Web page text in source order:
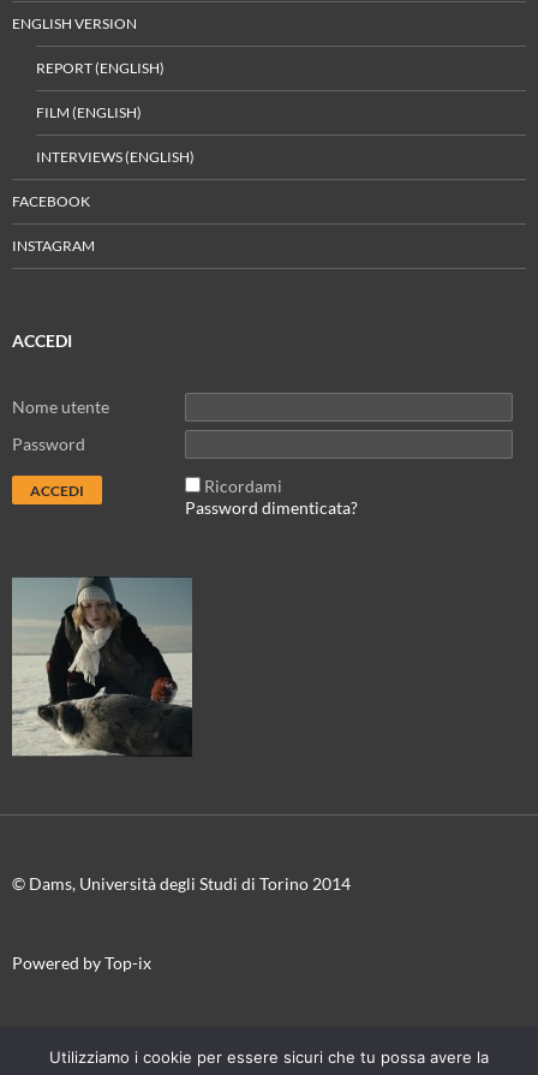
ENGLISH VERSION
REPORT (ENGLISH)
FILM (ENGLISH)
INTERVIEWS (ENGLISH)
FACEBOOK
INSTAGRAM
ACCEDI
Nome utente
Password
Ricordami
Password dimenticata?
© Dams, Università degli Studi di Torino 2014
Powered by Top-ix
CinemaUtilizziamo i cookie per essere sicuri che tu possa avere la